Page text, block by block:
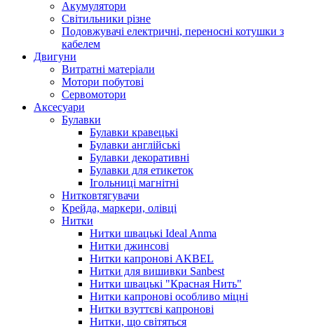
Акумулятори
Світильники різне
Подовжувачі електричні, переносні котушки з
кабелем
Двигуни
Витратні матеріали
Мотори побутові
Сервомотори
Аксесуари
Булавки
Булавки кравецькі
Булавки англійські
Булавки декоративні
Булавки для етикеток
Ігольниці магнітні
Нитковтягувачи
Крейда, маркери, олівці
Нитки
Нитки швацькі Ideal Anma
Нитки джинсові
Нитки капронові AKBEL
Нитки для вишивки Sanbest
Нитки швацькі "Красная Нить"
Нитки капронові особливо міцні
Нитки взуттєві капронові
Нитки, що світяться